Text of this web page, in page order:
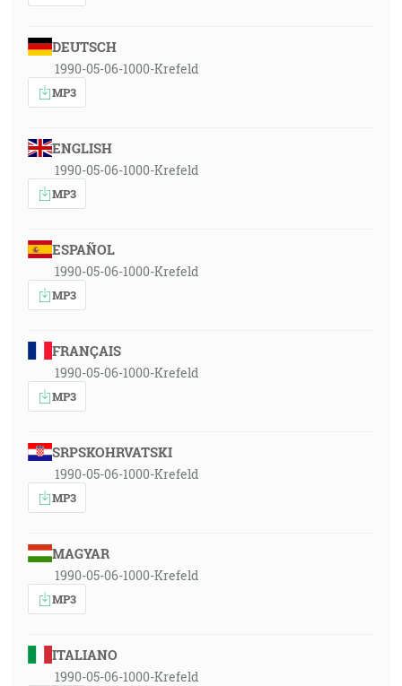
DEUTSCH
1990-05-06-1000-Krefeld
MP3
ENGLISH
1990-05-06-1000-Krefeld
MP3
ESPAÑOL
1990-05-06-1000-Krefeld
MP3
FRANÇAIS
1990-05-06-1000-Krefeld
MP3
SRPSKOHRVATSKI
1990-05-06-1000-Krefeld
MP3
MAGYAR
1990-05-06-1000-Krefeld
MP3
ITALIANO
1990-05-06-1000-Krefeld